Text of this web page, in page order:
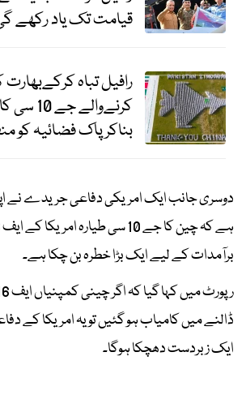
قیامت تک یاد رکھے
رافیل تباہ
بناکر پاک فضائیہ کو
دوسری جانب ایک امریکی دفاعی جریدے نے
برآمدات کے لیے ایک بڑا خطرہ بن چکا ہے۔
ڈالنے میں کامیاب ہو گئیں تو یہ امریکا کے
ایک زبردست دھچکا ہوگا۔